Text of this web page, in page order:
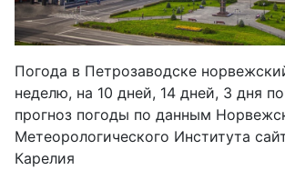
Погода в Петрозаводске
неделю, на 10 дней, 14 дней, 3 дня
прогноз погоды по данным
Метеорологического Института
Карелия